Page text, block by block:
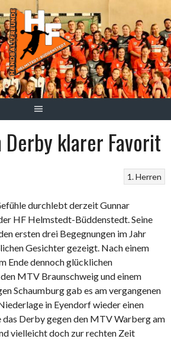
klarer Favorit
1. Herren
durchlebt derzeit Gunnar
HF Helmstedt-Büddenstedt. Seine
ersten drei Begegnungen im Jahr
Gesichter gezeigt. Nach einem
Ende dennoch glücklichen
MTV Braunschweig und einem
Schaumburg gab es am vergangenen
in Eyendorf wieder einen
das Derby gegen den MTV Warberg am
vielleicht doch zur rechten Zeit